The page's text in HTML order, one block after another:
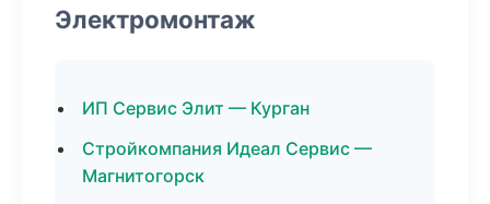
Электромонтаж
ИП Сервис Элит — Курган
Стройкомпания Идеал Сервис —
Магнитогорск